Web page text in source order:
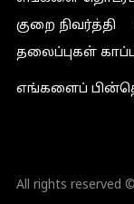
குறை நிவர்த்தி
தலைப்புகள்
எங்களைப்
All rights reserved